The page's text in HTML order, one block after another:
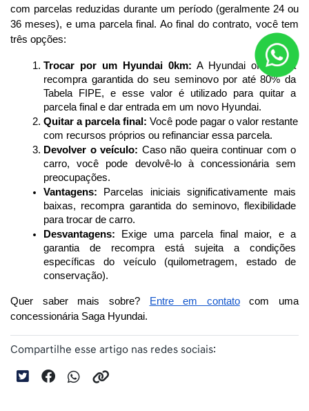
com parcelas reduzidas durante um período (geralmente 24 ou
36 meses), e uma parcela final. Ao final do contrato, você tem
três opções:
Trocar por um Hyundai 0km: A Hyundai oferece a
recompra garantida do seu seminovo por até 80% da
Tabela FIPE, e esse valor é utilizado para quitar a
parcela final e dar entrada em um novo Hyundai.
Quitar a parcela final: Você pode pagar o valor restante
com recursos próprios ou refinanciar essa parcela.
Devolver o veículo: Caso não queira continuar com o
carro, você pode devolvê-lo à concessionária sem
preocupações.
Vantagens: Parcelas iniciais significativamente mais
baixas, recompra garantida do seminovo, flexibilidade
para trocar de carro.
Desvantagens: Exige uma parcela final maior, e a
garantia de recompra está sujeita a condições
específicas do veículo (quilometragem, estado de
conservação).
Quer saber mais sobre? Entre em contato com uma
concessionária Saga Hyundai.
Compartilhe esse artigo nas redes sociais: